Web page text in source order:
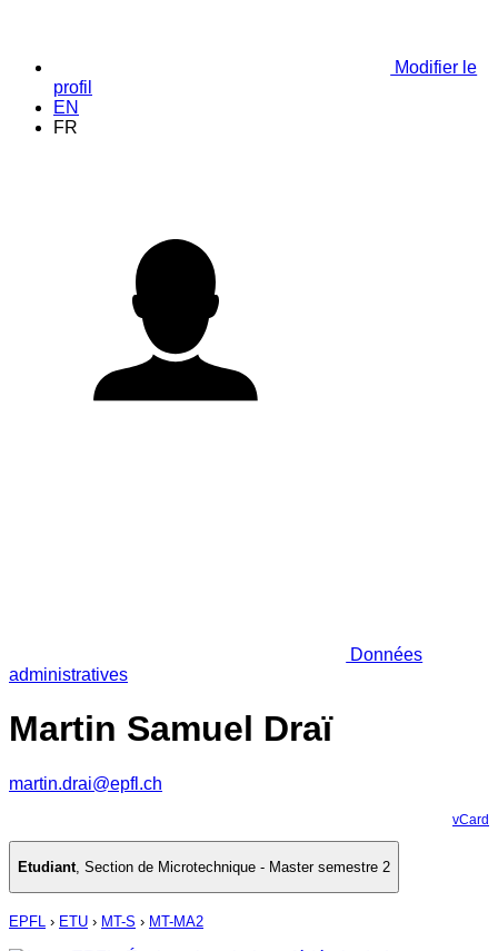
Modifier le
profil
EN
FR
Données
administratives
Martin Samuel Draï
martin.drai@epfl.ch
vCard
Etudiant, Section de Microtechnique - Master semestre 2
EPFL › ETU › MT-S › MT-MA2